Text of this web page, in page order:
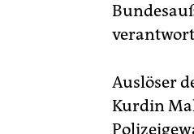
Auslöser
Kurdin